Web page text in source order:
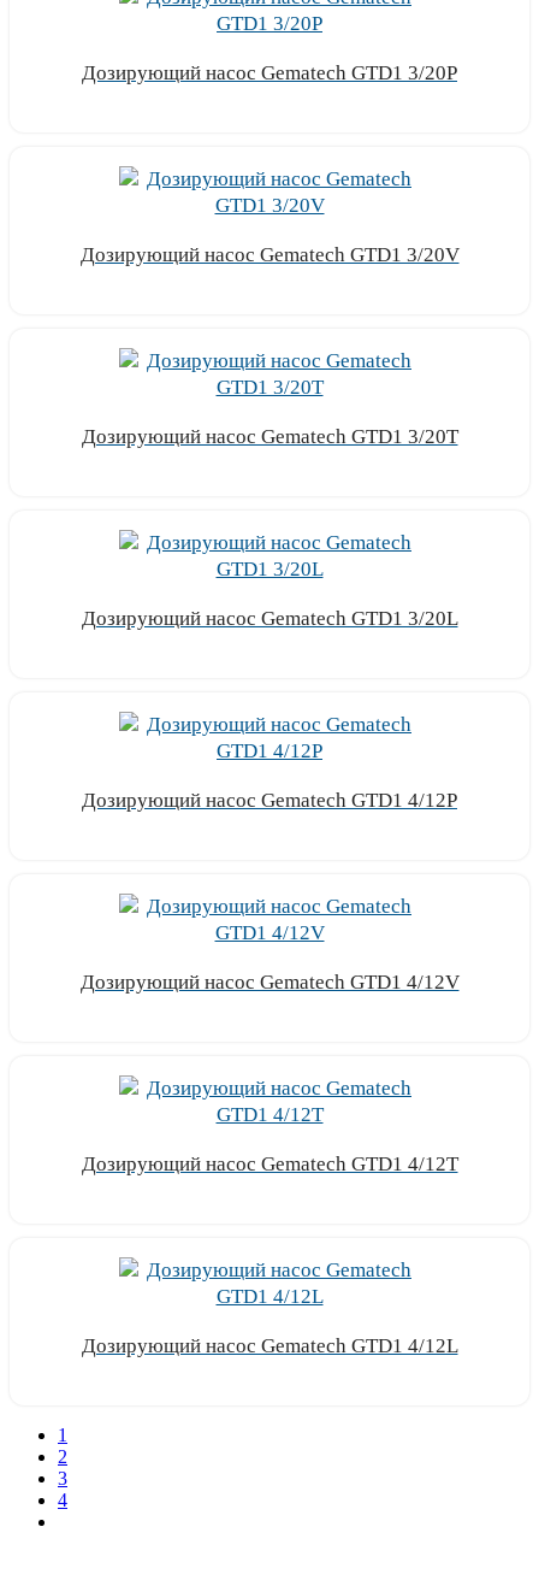
Дозирующий насос Gematech GTD1 3/20P
Дозирующий насос Gematech GTD1 3/20V
Дозирующий насос Gematech GTD1 3/20T
Дозирующий насос Gematech GTD1 3/20L
Дозирующий насос Gematech GTD1 4/12P
Дозирующий насос Gematech GTD1 4/12V
Дозирующий насос Gematech GTD1 4/12T
Дозирующий насос Gematech GTD1 4/12L
1
2
3
4